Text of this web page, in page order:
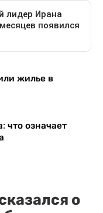
жилье в
что означает
о